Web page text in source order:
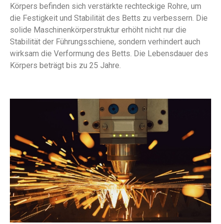
Körpers befinden sich verstärkte rechteckige Rohre, um
die Festigkeit und Stabilität des Betts zu verbessern. Die
solide Maschinenkörperstruktur erhöht nicht nur die
Stabilität der Führungsschiene, sondern verhindert auch
wirksam die Verformung des Betts. Die Lebensdauer des
Körpers beträgt bis zu 25 Jahre.